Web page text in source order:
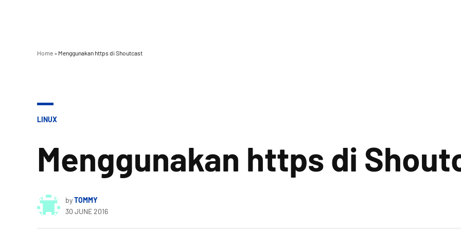
Home » Menggunakan https di Shoutcast
POSTED
LINUX
Menggunakan https di
byTOMMY
30 JUNE 2016